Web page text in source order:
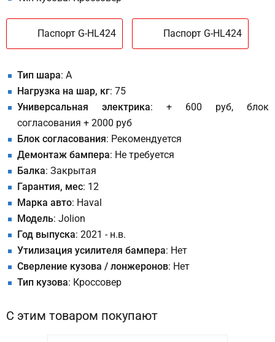
Паспорт G-HL424 Паспорт G-HL424
Тип шара: A
Нагрузка на шар, кг: 75
Универсальная электрика: + 600 руб, блок
согласования + 2000 руб
Блок согласования: Рекомендуется
Демонтаж бампера: Не требуется
Балка: Закрытая
Гарантия, мес: 12
Марка авто: Haval
Модель: Jolion
Год выпуска: 2021 - н.в.
Утилизация усилителя бампера: Нет
Сверление кузова / лонжеронов: Нет
Тип кузова: Кроссовер
С этим товаром покупают